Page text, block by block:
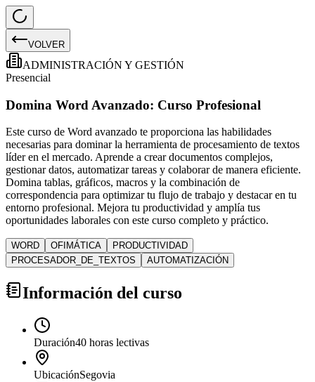
VOLVER
ADMINISTRACIÓN Y GESTIÓN
Presencial
Domina Word Avanzado: Curso Profesional
Este curso de Word avanzado te proporciona las habilidades
necesarias para dominar la herramienta de procesamiento de textos
líder en el mercado. Aprende a crear documentos complejos,
gestionar datos, automatizar tareas y colaborar de manera eficiente.
Domina tablas, gráficos, macros y la combinación de
correspondencia para optimizar tu flujo de trabajo y destacar en tu
entorno profesional. Mejora tu productividad y amplía tus
oportunidades laborales con este curso completo y práctico.
WORD OFIMÁTICA
PRODUCTIVIDAD
PROCESADOR_DE_TEXTOS
AUTOMATIZACIÓN
Información del curso
Duración40 horas lectivas
UbicaciónSegovia